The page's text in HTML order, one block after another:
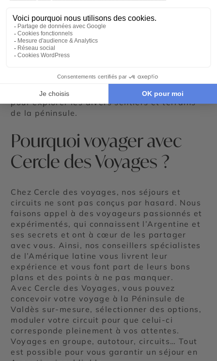
espèces marines.
Pour préparer votre voyage à la péninsule de
Valdés, emportez dans votre valise des
vêtements superposables pour faire face aux
soirées peuvent être fraîches. Des chaussures
confortables et robustes sont indispensables
pour explorer les divers sentiers et terrains
de la péninsule.
Pourquoi voyager avec
Cercle des Voyages ?
Chez Cercle des voyages, nos séjours et
circuits ne sont pas conçus par hasard. Nous
faisons appel à des voyageurs passionnés et
expérimentés, qui connaissent l’Argentine et
ses secrets et ont à cœur de les partager
avec vous. Ainsi, nos conseillers spécialistes
de l’Amérique latine vous livrent leur
expérience et vous font part de leurs bons
plans et des points à ne pas manquer.
Avec Cercle des Voyages, vous pouvez
concevoir votre voyage à la Péninsule de
Valdès sur-mesure, sélectionner des options,
moduler votre circuit pour que celui-ci
corresponde pleinement à vos attentes.
Voyages en groupe, autotour, circuits… Tout
est possible pour vous garantir un séjour en